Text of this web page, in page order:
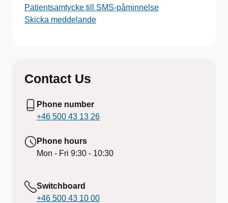
Patientsamtycke till SMS-påminnelse
Skicka meddelande
Contact Us
Phone number
+46 500 43 13 26
Phone hours
Mon - Fri 9:30 - 10:30
Switchboard
+46 500 43 10 00